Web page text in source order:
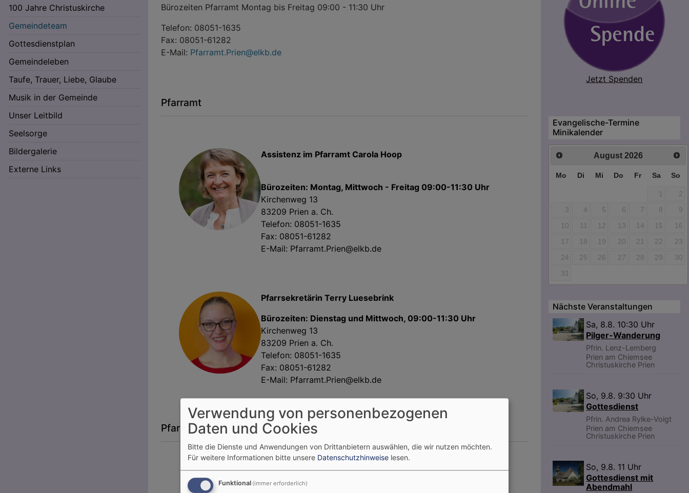
Hauptnavigation
100 Jahre Christuskirche
Gemeindeteam
Gottesdienstplan
Gemeindeleben
Taufe, Trauer, Liebe, Glaube
Musik in der Gemeinde
Unser Leitbild
Seelsorge
Bildergalerie
Externe Links
Bürozeiten Pfarramt Montag bis Freitag 09:00 - 11:30 Uhr
Telefon: 08051-1635
Fax: 08051-61282
E-Mail: Pfarramt.Prien@elkb.de
Pfarramt
Assistenz im Pfarramt Carola Hoop
Bürozeiten: Montag, Mittwoch - Freitag 09:00-11:30 Uhr
Kirchenweg 13
83209 Prien a. Ch.
Telefon: 08051-1635
Fax: 08051-61282
E-Mail: Pfarramt.Prien@elkb.de
Pfarrsekretärin Terry Luesebrink
Bürozeiten: Dienstag und Mittwoch, 09:00-11:30 Uhr
Kirchenweg 13
83209 Prien a. Ch.
Telefon: 08051-1635
Fax: 08051-61282
E-Mail: Pfarramt.Prien@elkb.de
Pfarrer
Geschäftsführender Pfarrer Mirko Hoppe
Jetzt Spenden
Evangelische-Termine
Minikalender
August 2026
Mo Di Mi Do Fr Sa So
1
2
3
4 5 6 7 8
9
10
11 12 13 14 15
16
17
18 19 20 21 22
23
24
25 26 27 28 29
30
31
Nächste Veranstaltungen
Sa, 8.8. 10:30 Uhr
Pilger-Wanderung
Pfrin. Lenz-Lemberg
Prien am Chiemsee
Christuskirche Prien
So, 9.8. 9:30 Uhr
Gottesdienst
Pfrin. Andrea Rylke-Voigt
Prien am Chiemsee
Christuskirche Prien
So, 9.8. 11 Uhr
Gottesdienst mit
Abendmahl
Verwendung von personenbezogenen
Daten und Cookies
Bitte die Dienste und Anwendungen von Drittanbietern auswählen, die wir nutzen möchten.
Für weitere Informationen bitte unsere Datenschutzhinweise lesen.
Funktional (immer erforderlich)